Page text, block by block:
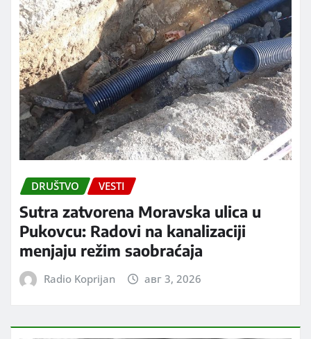
DRUŠTVO VESTI
Sutra zatvorena Moravska ulica u
Pukovcu: Radovi na kanalizaciji
menjaju režim saobraćaja
Radio Koprijan авг 3, 2026